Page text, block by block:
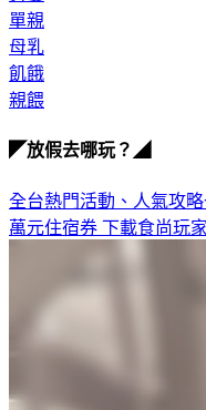
母乳
飢餓
親餵
萬元住宿券下載食尚玩